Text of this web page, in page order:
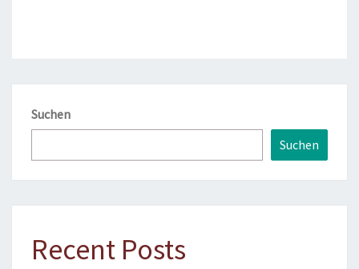
Suchen
Suchen
Recent Posts